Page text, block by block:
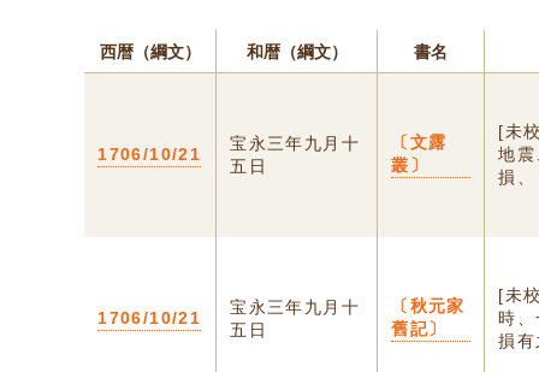
西暦（綱文） 和暦（綱文） 書名
1706/10/21
宝永三年九月十
五日
〔文露
叢〕
[未
地震
損、
1706/10/21
宝永三年九月十
五日
〔秋元家
舊記〕
[未
時、
損有